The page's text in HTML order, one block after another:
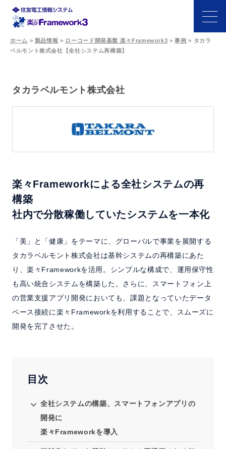
機能
価格
セミナー
クラウド版検討の方へ
お問い合わせ／資料請求
ホーム > 製品情報 > ローコード開発基盤 楽々Framework3 >事例 > タカラ
ベルモント株式会社【全社システム再構築】
タカラベルモント株式会社
楽々Frameworkによる全社システムの再
構築
社内で分散稼働していたシステムを一本化
「美」と「健康」をテーマに、グローバルで事業を展開する
タカラベルモント株式会社は基幹システムの再構築にあた
り、楽々Frameworkを活用。シンプルな構成で、運用保守性
も高い統合システムを構築した。さらに、スマートフォン上
の営業支援アプリ開発においても、課題となっていたデータ
ベース接続に楽々Frameworkを利用することで、スムーズに
開発を完了させた。
目次
全社システムの構築、スマートフォンアプリの
開発に
楽々Frameworkを導入